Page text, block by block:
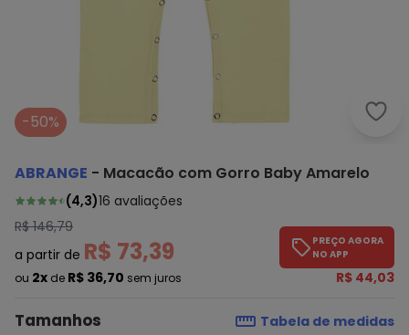
-50%
ABRANGE - Macacão com Gorro Baby Amarelo
(4,3)16 avaliações
R$ 146,79
a partir de R$ 73,39
ou 2x de R$ 36,70 sem juros
PREÇO AGORA
NO APP
R$ 44,03
Tamanhos Tabela de medidas